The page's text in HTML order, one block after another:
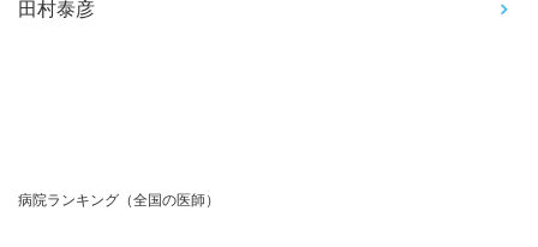
田村泰彦
病院ランキング（全国の医師）